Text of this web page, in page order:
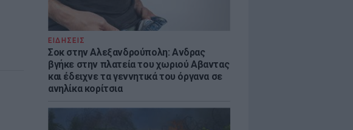
ΕΙΔΗΣΕΙΣ
Σοκ στην Αλεξανδρούπολη: Ανδρας
βγήκε στην πλατεία του χωριού Αβαντας
και έδειχνε τα γεννητικά του όργανα σε
ανηλίκα κορίτσια